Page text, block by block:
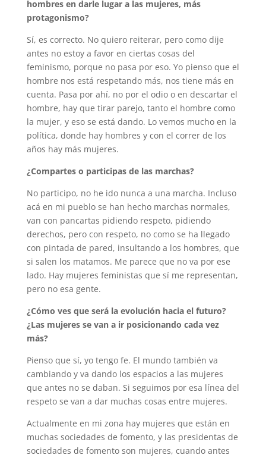
hombres en darle lugar a las mujeres, más
protagonismo?
Sí, es correcto. No quiero reiterar, pero como dije
antes no estoy a favor en ciertas cosas del
feminismo, porque no pasa por eso. Yo pienso que el
hombre nos está respetando más, nos tiene más en
cuenta. Pasa por ahí, no por el odio o en descartar el
hombre, hay que tirar parejo, tanto el hombre como
la mujer, y eso se está dando. Lo vemos mucho en la
política, donde hay hombres y con el correr de los
años hay más mujeres.
¿Compartes o participas de las marchas?
No participo, no he ido nunca a una marcha. Incluso
acá en mi pueblo se han hecho marchas normales,
van con pancartas pidiendo respeto, pidiendo
derechos, pero con respeto, no como se ha llegado
con pintada de pared, insultando a los hombres, que
si salen los matamos. Me parece que no va por ese
lado. Hay mujeres feministas que sí me representan,
pero no esa gente.
¿Cómo ves que será la evolución hacia el futuro?
¿Las mujeres se van a ir posicionando cada vez
más?
Pienso que sí, yo tengo fe. El mundo también va
cambiando y va dando los espacios a las mujeres
que antes no se daban. Si seguimos por esa línea del
respeto se van a dar muchas cosas entre mujeres.
Actualmente en mi zona hay mujeres que están en
muchas sociedades de fomento, y las presidentas de
sociedades de fomento son mujeres, cuando antes